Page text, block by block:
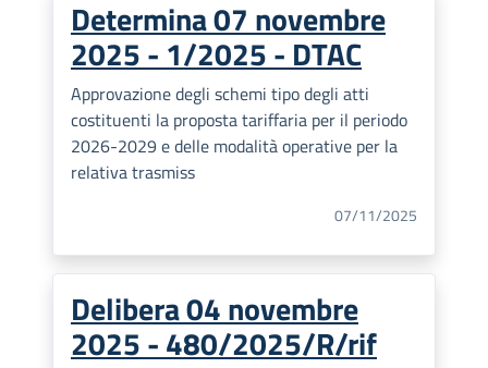
Determina 07 novembre
2025 - 1/2025 - DTAC
Approvazione degli schemi tipo degli atti
costituenti la proposta tariffaria per il periodo
2026-2029 e delle modalità operative per la
relativa trasmiss
07/11/2025
Delibera 04 novembre
2025 - 480/2025/R/rif